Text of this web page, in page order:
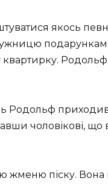
якось
квартирку.
Родольф
чоловікові, що
жменю піску. Вона